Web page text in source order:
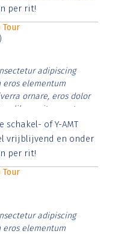
per rit!
Tour
adipiscing
eros elementum
ornare, eros dolor
libero vitae erat.
id rutrum lorem
tristique posuere.
of Y-AMT
vrijblijvend en onder
per rit!
Tour
adipiscing
eros elementum